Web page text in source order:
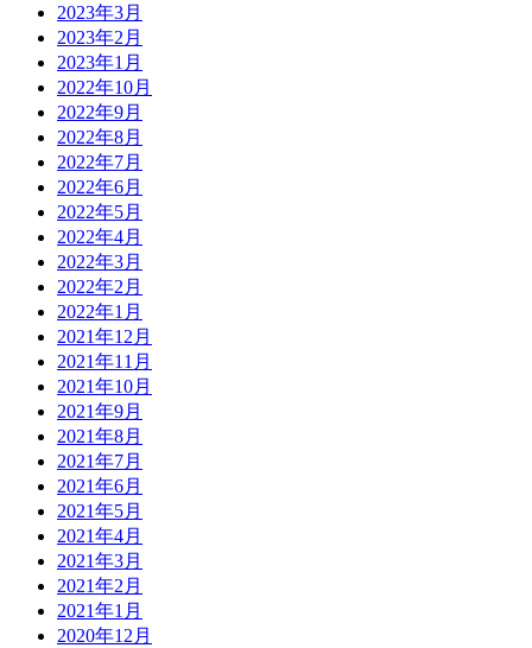
2023年3月
2023年2月
2023年1月
2022年10月
2022年9月
2022年8月
2022年7月
2022年6月
2022年5月
2022年4月
2022年3月
2022年2月
2022年1月
2021年12月
2021年11月
2021年10月
2021年9月
2021年8月
2021年7月
2021年6月
2021年5月
2021年4月
2021年3月
2021年2月
2021年1月
2020年12月